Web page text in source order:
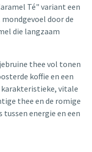
Té" variant een
door de
die langzaam
thee vol tonen
koffie en een
karakteristieke, vitale
thee en de romige
energie en een